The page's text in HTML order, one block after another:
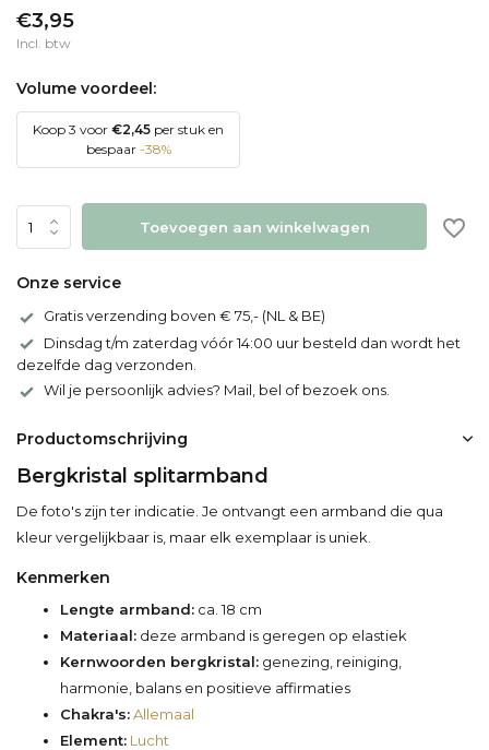
€3,95
Incl. btw
Volume voordeel:
Koop 3 voor €2,45 per stuk en
bespaar -38%
Toevoegen aan winkelwagen
Onze service
Gratis verzending boven € 75,- (NL & BE)
Dinsdag t/m zaterdag vóór 14:00 uur besteld dan wordt het
dezelfde dag verzonden.
Wil je persoonlijk advies? Mail, bel of bezoek ons.
Productomschrijving
Bergkristal splitarmband
De foto's zijn ter indicatie. Je ontvangt een armband die qua
kleur vergelijkbaar is, maar elk exemplaar is uniek.
Kenmerken
Lengte armband: ca. 18 cm
Materiaal: deze armband is geregen op elastiek
Kernwoorden bergkristal: genezing, reiniging,
harmonie, balans en positieve affirmaties
Chakra's:Allemaal
Element: Lucht